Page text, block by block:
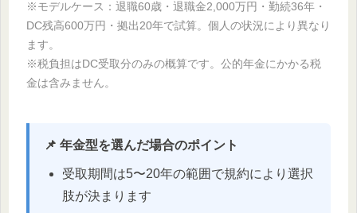
※モデルケース：退職60歳・退職金2,000万円・勤続36年・
DC残高600万円・拠出20年で試算。個人の状況により異なり
ます。
※税負担はDC受取分のみの概算です。公的年金にかかる税
金は含みません。
📌 年金型を選んだ場合のポイント
受取期間は5〜20年の範囲で規約により選択
肢が決まります